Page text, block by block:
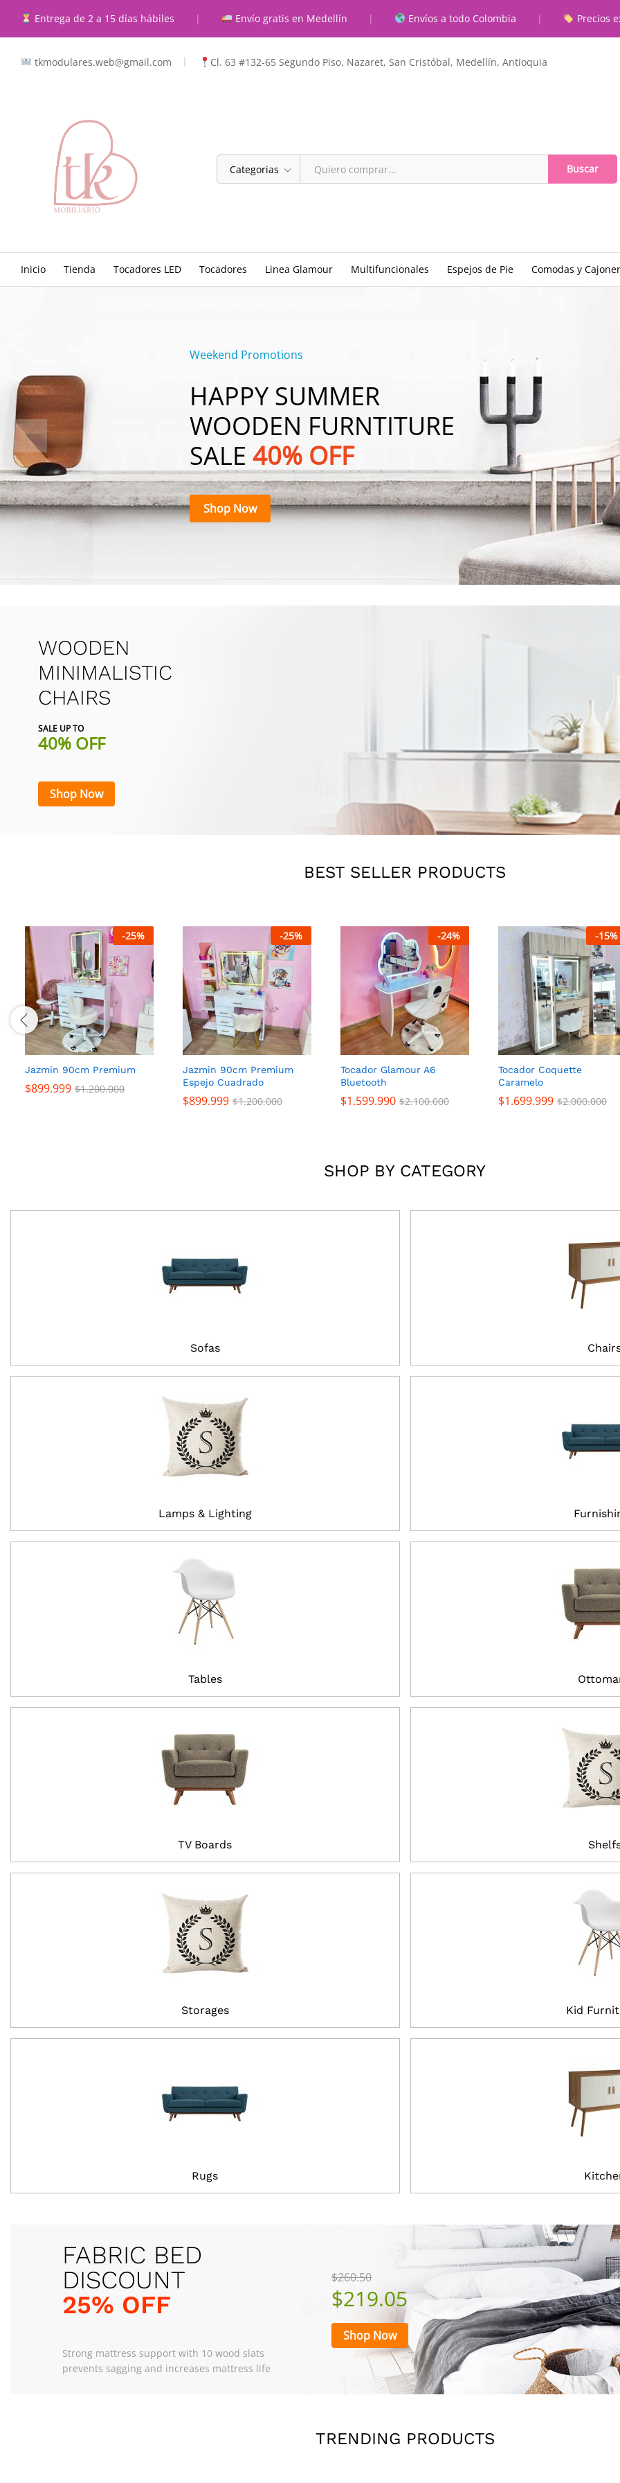
Entrega de 2 a 15 días hábiles | Envío gratis en Medellín | Envíos a todo Colombia | Precios
tkmodulares.web@gmail.com Cl. 63 #132-65 Segundo Piso, Nazaret, San Cristóbal, Medellín, Antioquia
Categorias Buscar
Inicio Tienda Tocadores LED Tocadores Linea Glamour Multifuncionales Espejos de Pie Comodas y
Weekend Promotions
HAPPY SUMMER
WOODEN FURNTITURE
SALE 40% OFF
Shop Now
WOODEN
MINIMALISTIC
CHAIRS
SALE UP TO
40% OFF
Shop Now
BEST SELLER PRODUCTS
-25%
Jazmin 90cm Premium
$899.999 $1.200.000
-25%
Jazmin 90cm Premium
Espejo Cuadrado
$899.999 $1.200.000
-24%
Tocador Glamour A6
Bluetooth
$1.599.990 $2.100.000
-15%
Tocador Coquette
Caramelo
$1.699.999 $2.000.000
SHOP BY CATEGORY
Sofas
Lamps & Lighting
Tables
TV Boards
Storages
Rugs
Kid
FABRIC BED
25% OFF
Strong mattress support with 10 wood slats
prevents sagging and increases mattress life
$260.50
$219.05
Shop Now
TRENDING PRODUCTS